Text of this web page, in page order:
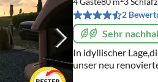
2
Sehr
In idyllischer
unser neu renoviertes Ferienhaus.Der Fundort der